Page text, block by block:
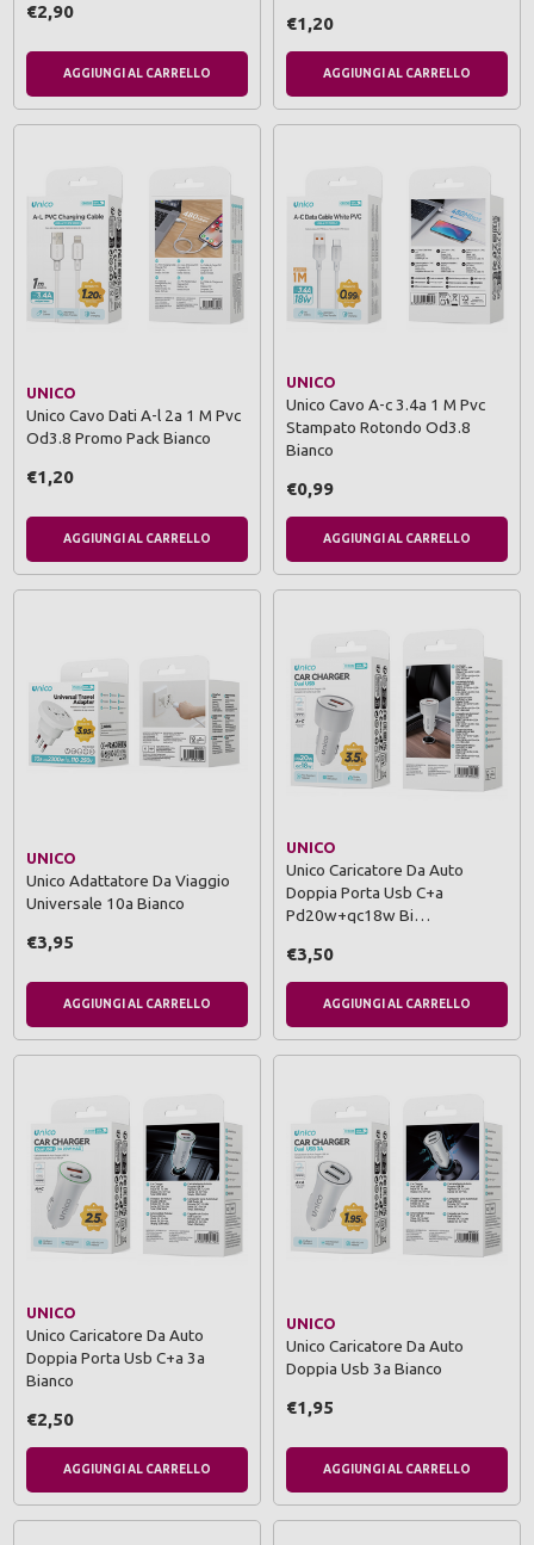
€2,90
AGGIUNGI AL CARRELLO
€1,20
AGGIUNGI AL CARRELLO
UNICO
Unico Cavo Dati A-l 2a 1 M Pvc
Od3.8 Promo Pack Bianco
€1,20
AGGIUNGI AL CARRELLO
UNICO
Unico Cavo A-c 3.4a 1 M Pvc
Stampato Rotondo Od3.8
Bianco
€0,99
AGGIUNGI AL CARRELLO
UNICO
Unico Adattatore Da Viaggio
Universale 10a Bianco
€3,95
AGGIUNGI AL CARRELLO
UNICO
Unico Caricatore Da Auto
Doppia Porta Usb C+a
Pd20w+qc18w Bi…
€3,50
AGGIUNGI AL CARRELLO
UNICO
Unico Caricatore Da Auto
Doppia Porta Usb C+a 3a
Bianco
€2,50
AGGIUNGI AL CARRELLO
UNICO
Unico Caricatore Da Auto
Doppia Usb 3a Bianco
€1,95
AGGIUNGI AL CARRELLO